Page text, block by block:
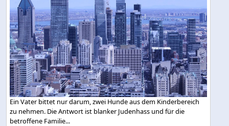
Ein Vater bittet nur darum, zwei Hunde aus dem Kinderbereich
zu nehmen. Die Antwort ist blanker Judenhass und für die
betroffene Familie...